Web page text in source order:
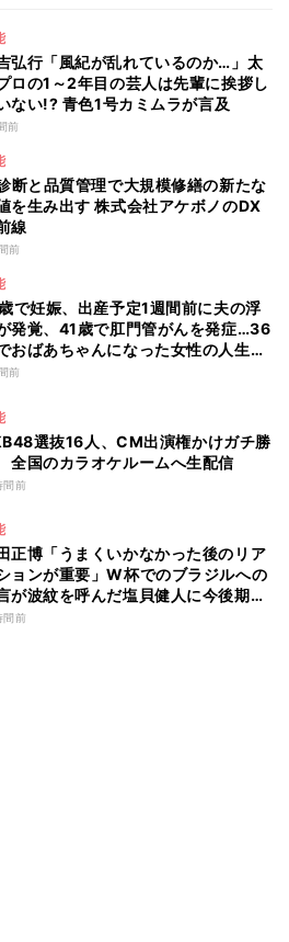
弘行「風紀が乱れているのか…」太
ロの1～2年目の芸人は先輩に挨拶し
ない!? 青色1号カミムラが言及
前
断と品質管理で大規模修繕の新たな
を生み出す 株式会社アケボノのDX
線
前
で妊娠、出産予定1週間前に夫の浮
発覚、41歳で肛門管がんを発症…36
おばあちゃんになった女性の人生に
珠代も思わず涙 『愛のハイエナ
前
選抜16人、CM出演権かけガチ勝
国のカラオケルームへ生配信
間前
正博「うまくいかなかった後のリア
ョンが重要」W杯でのブラジルへの
が波紋を呼んだ塩貝健人に今後期待
ことは？
間前